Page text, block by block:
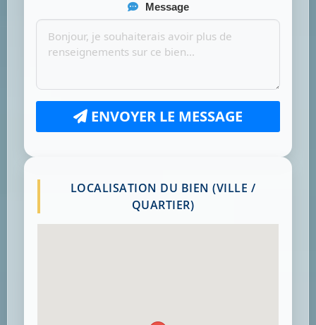
Message
ENVOYER LE MESSAGE
LOCALISATION DU BIEN (VILLE /
QUARTIER)